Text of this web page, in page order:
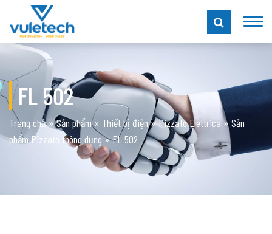
FL 502
Trang chủ»Sản phẩm» Thiết bị điện»Pizzato Elettrica » Sản
phẩm Pizzato thông dụng»FL 502